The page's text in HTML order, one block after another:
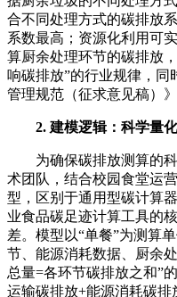
合不同处理方式的碳排放
系数最高；资源化利用可
算厨余处理环节的碳排放
响碳排放”的行业规律，
管理规范（征求意见稿）
2. 建模逻辑：科学量
为确保碳排放测算的
术团队，结合校园食堂运
型，区别于通用型碳计算
业食品碳足迹计算工具的
差。模型以“单餐”为测算
节、能源消耗数据、厨余
总量=各环节碳排放之和”
运输碳排放+能源消耗碳